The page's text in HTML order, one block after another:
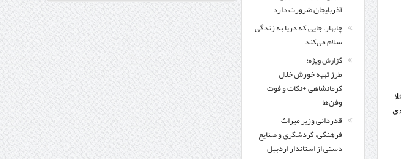
بین‌المللی مهران شود
روایت روزنامه اتریشی از بحران در مرز مغرب و اسپانیا
گذشت
آذربایجان ضرورت دارد
چابهار، جایی که دریا به زندگی
سلام می‌کند
گزارش ویژه؛
طرز تهیه خورش خلال
کرمانشاهی +نکات و فوت
وفن‌ها
قدردانی وزیر میراث
فرهنگی، گردشگری و صنایع
دستی از استاندار اردبیل